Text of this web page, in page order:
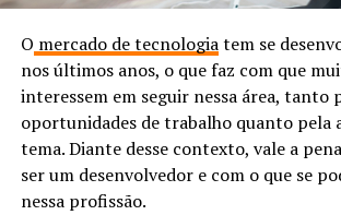
O mercado de tecnologiatem se
nos últimos anos, o que faz com que
interessem em seguir nessa área, tanto
oportunidades de trabalho quanto pela
tema. Diante desse contexto, vale a
ser um desenvolvedor e com o que se
nessa profissão.